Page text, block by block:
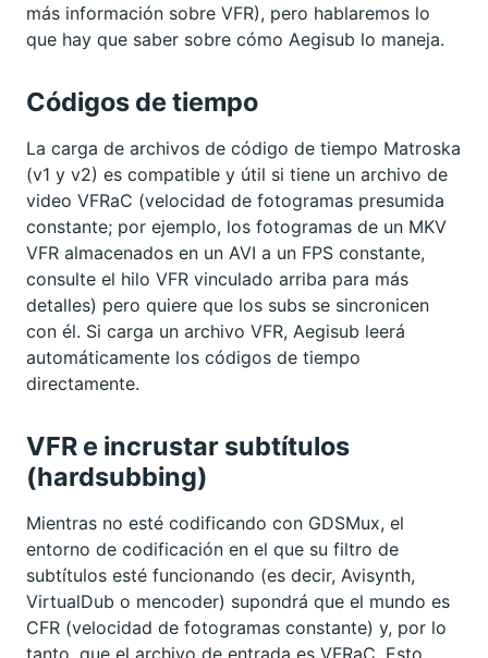
más información sobre VFR), pero hablaremos lo
que hay que saber sobre cómo Aegisub lo maneja.
Códigos de tiempo
La carga de archivos de código de tiempo Matroska
(v1 y v2) es compatible y útil si tiene un archivo de
video VFRaC (velocidad de fotogramas presumida
constante; por ejemplo, los fotogramas de un MKV
VFR almacenados en un AVI a un FPS constante,
consulte el hilo VFR vinculado arriba para más
detalles) pero quiere que los subs se sincronicen
con él. Si carga un archivo VFR, Aegisub leerá
automáticamente los códigos de tiempo
directamente.
VFR e incrustar subtítulos
(hardsubbing)
Mientras no esté codificando con GDSMux, el
entorno de codificación en el que su filtro de
subtítulos esté funcionando (es decir, Avisynth,
VirtualDub o mencoder) supondrá que el mundo es
CFR (velocidad de fotogramas constante) y, por lo
tanto, que el archivo de entrada es VFRaC. Esto